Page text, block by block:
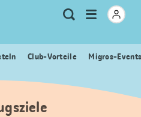
Meta
Navigation
Suche
Menu
öffnen
Club-Vorteile Migros-